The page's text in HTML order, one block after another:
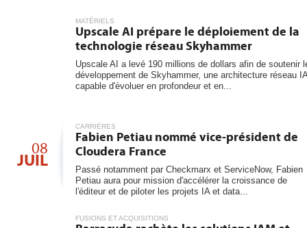
MATÉRIELS
Upscale AI prépare le déploiement de la
technologie réseau Skyhammer
Upscale AI a levé 190 millions de dollars afin de soutenir
développement de Skyhammer, une architecture réseau IA
capable d'évoluer en profondeur et en...
08
JUIL
CARRIÈRES
Fabien Petiau nommé vice-président de
Cloudera France
Passé notamment par Checkmarx et ServiceNow, Fabien
Petiau aura pour mission d'accélérer la croissance de
l'éditeur et de piloter les projets IA et data...
FUSIONS ET ACQUISITIONS